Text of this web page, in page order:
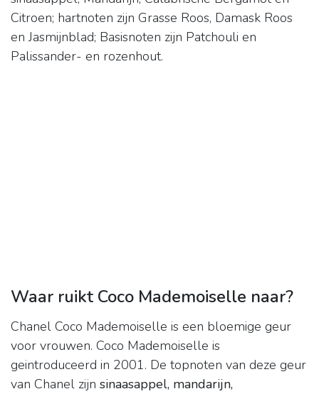
Citroen; hartnoten zijn Grasse Roos, Damask Roos
en Jasmijnblad; Basisnoten zijn Patchouli en
Palissander- en rozenhout.
Waar ruikt Coco Mademoiselle naar?
Chanel Coco Mademoiselle is een bloemige geur
voor vrouwen. Coco Mademoiselle is
geintroduceerd in 2001. De topnoten van deze geur
van Chanel zijn sinaasappel, mandarijn,